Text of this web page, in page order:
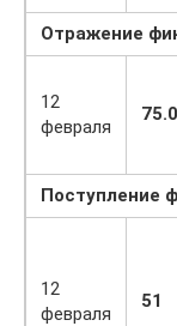
Отражение
12
февраля
Поступление
12
февраля
51